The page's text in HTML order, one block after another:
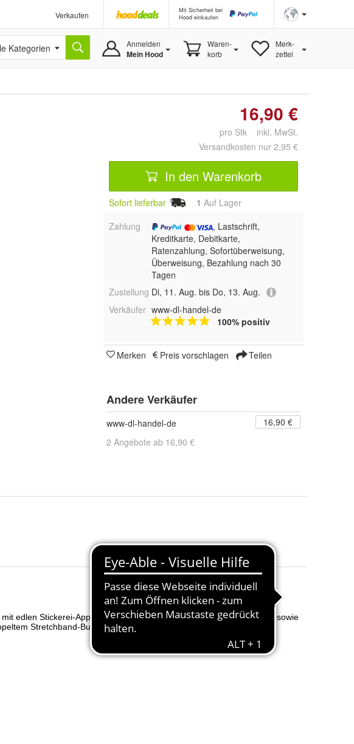
Verkaufen
Mit Sicherheit bei
Hood einkaufen
Kategorien Anmelden
Mein Hood
Waren-
korb
Merk-
zettel
16,90 €
pro Stk inkl. MwSt.
Versandkosten nur 2,95 €
In den Warenkorb
Sofort lieferbar 1 Auf Lager
Zahlung
, Lastschrift,
Kreditkarte, Debitkarte,
Ratenzahlung, Sofortüberweisung,
Überweisung, Bezahlung nach 30
Tagen
Zustellung Di, 11. Aug. bis Do, 13. Aug.
Verkäufer www-dl-handel-de
100% positiv
Merken Preis vorschlagen Teilen
Andere Verkäufer
www-dl-handel-de
16,90 €
2 Angebote ab 16,90 €